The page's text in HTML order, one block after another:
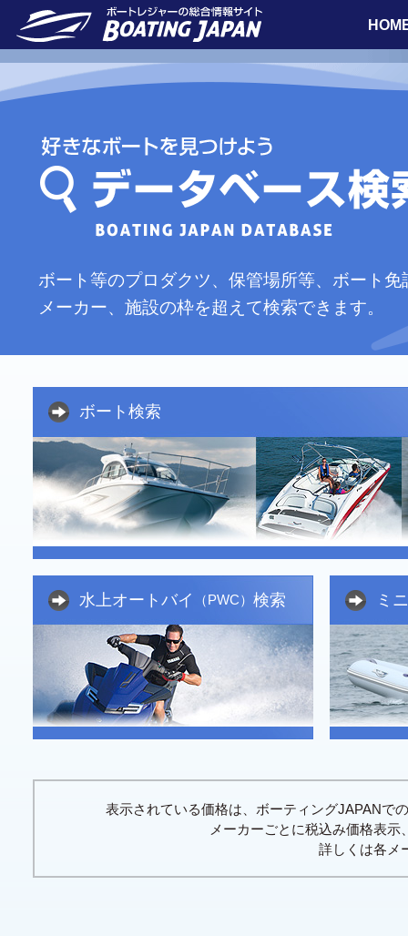
ボート等のプロダクツ、保管場所等、ボート
メーカー、施設の枠を超えて検索できます。
ボート検索
水上オートバイ （PWC） 検索 ミ
表示されている価格は、ボーティングJAPANで
メーカーごとに税込み価格表
詳しくは各メ